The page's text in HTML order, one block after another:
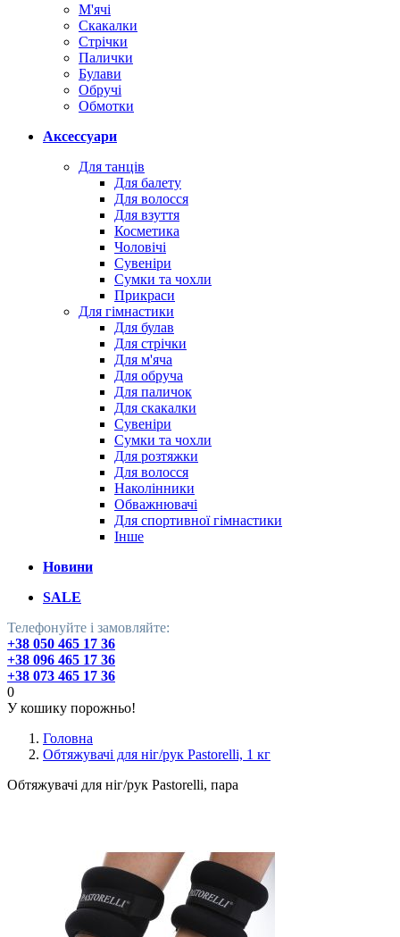
М'ячі
Скакалки
Стрічки
Палички
Булави
Обручі
Обмотки
Аксессуари
Для танців
Для балету
Для волосся
Для взуття
Косметика
Чоловічі
Сувеніри
Сумки та чохли
Прикраси
Для гімнастики
Для булав
Для стрічки
Для м'яча
Для обруча
Для паличок
Для скакалки
Сувеніри
Сумки та чохли
Для розтяжки
Для волосся
Наколінники
Обважнювачі
Для спортивної гімнастики
Інше
Новини
SALE
Телефонуйте і замовляйте:
+38 050 465 17 36
+38 096 465 17 36
+38 073 465 17 36
0
У кошику порожньо!
Головна
Обтяжувачі для ніг/рук Pastorelli, 1 кг
Обтяжувачі для ніг/рук Pastorelli, пара